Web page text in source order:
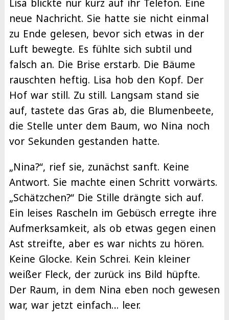
Lisa blickte nur kurz auf ihr Telefon. Eine
neue Nachricht. Sie hatte sie nicht einmal
zu Ende gelesen, bevor sich etwas in der
Luft bewegte. Es fühlte sich subtil und
falsch an. Die Brise erstarb. Die Bäume
rauschten heftig. Lisa hob den Kopf. Der
Hof war still. Zu still. Langsam stand sie
auf, tastete das Gras ab, die Blumenbeete,
die Stelle unter dem Baum, wo Nina noch
vor Sekunden gestanden hatte.
„Nina?“, rief sie, zunächst sanft. Keine
Antwort. Sie machte einen Schritt vorwärts.
„Schätzchen?“ Die Stille drängte sich auf.
Ein leises Rascheln im Gebüsch erregte ihre
Aufmerksamkeit, als ob etwas gegen einen
Ast streifte, aber es war nichts zu hören.
Keine Glocke. Kein Schrei. Kein kleiner
weißer Fleck, der zurück ins Bild hüpfte.
Der Raum, in dem Nina eben noch gewesen
war, war jetzt einfach… leer.